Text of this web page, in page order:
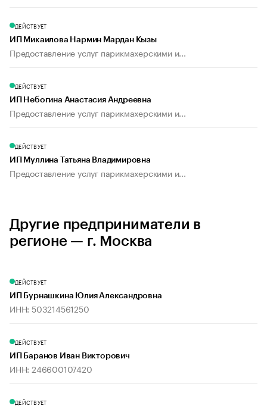
ДЕЙСТВУЕТ
ИП Микаилова Нармин Мардан Кызы
Предоставление услуг парикмахерскими и...
ДЕЙСТВУЕТ
ИП Небогина Анастасия Андреевна
Предоставление услуг парикмахерскими и...
ДЕЙСТВУЕТ
ИП Муллина Татьяна Владимировна
Предоставление услуг парикмахерскими и...
Другие предприниматели в
регионе — г. Москва
ДЕЙСТВУЕТ
ИП Бурнашкина Юлия Александровна
ИНН: 503214561250
ДЕЙСТВУЕТ
ИП Баранов Иван Викторович
ИНН: 246600107420
ДЕЙСТВУЕТ